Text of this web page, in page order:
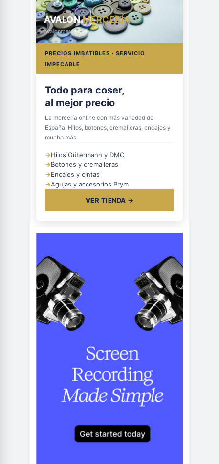
AVALONMERCERÍA
avalonmerceria.es
PRECIOS IMBATIBLES · SERVICIO
IMPECABLE
Todo para coser,
al mejor precio
La mercería online con más variedad de
España. Hilos, botones, cremalleras, encajes y
mucho más.
→Hilos Gütermann y DMC
→Botones y cremalleras
→Encajes y cintas
→Agujas y accesorios Prym
VER TIENDA →